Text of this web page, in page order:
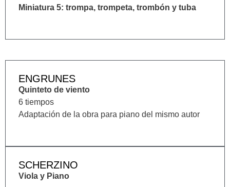
Miniatura 5: trompa, trompeta, trombón y tuba
ENGRUNES
Quinteto de viento
6 tiempos
Adaptación de la obra para piano del mismo autor
SCHERZINO
Viola y Piano